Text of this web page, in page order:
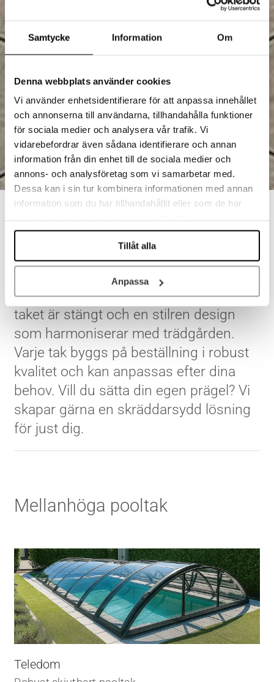
Samtycke Information Om
Denna webbplats använder cookies
Vi använder enhetsidentifierare för att anpassa innehållet
och annonserna till användarna, tillhandahålla funktioner
för sociala medier och analysera vår trafik. Vi
vidarebefordrar även sådana identifierare och annan
information från din enhet till de sociala medier och
annons- och analysföretag som vi samarbetar med.
Dessa kan i sin tur kombinera informationen med annan
information som du har tillhandahållit eller som de har
Tillåt alla
Anpassa
Ett mellanhögt pooltak från Svenska
Pooltak kombinerar det bästa av två
världar – smidig höjd för bad även när
taket är stängt och en stilren design
som harmoniserar med trädgården.
Varje tak byggs på beställning i robust
kvalitet och kan anpassas efter dina
behov. Vill du sätta din egen prägel? Vi
skapar gärna en skräddarsydd lösning
för just dig.
Mellanhöga pooltak
Teledom